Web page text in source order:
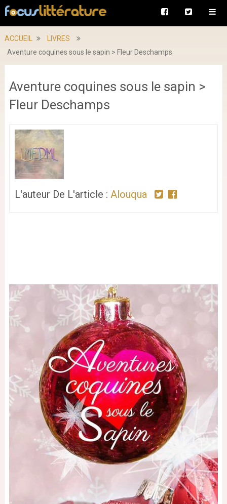
ACCUEIL
LIVRES
Aventure coquines sous le sapin > Fleur Deschamps
Aventure coquines sous le sapin >
Fleur Deschamps
L'auteur De L'article : Alouqua